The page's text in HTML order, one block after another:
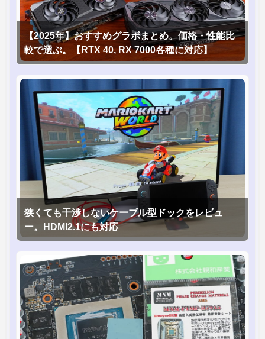
【2025年】おすすめグラボまとめ。価格・性能比
較で選ぶ。【RTX 40, RX 7000各種に対応】
狭くても干渉しないケーブル型ドックをレビュ
ー。HDMI2.1にも対応